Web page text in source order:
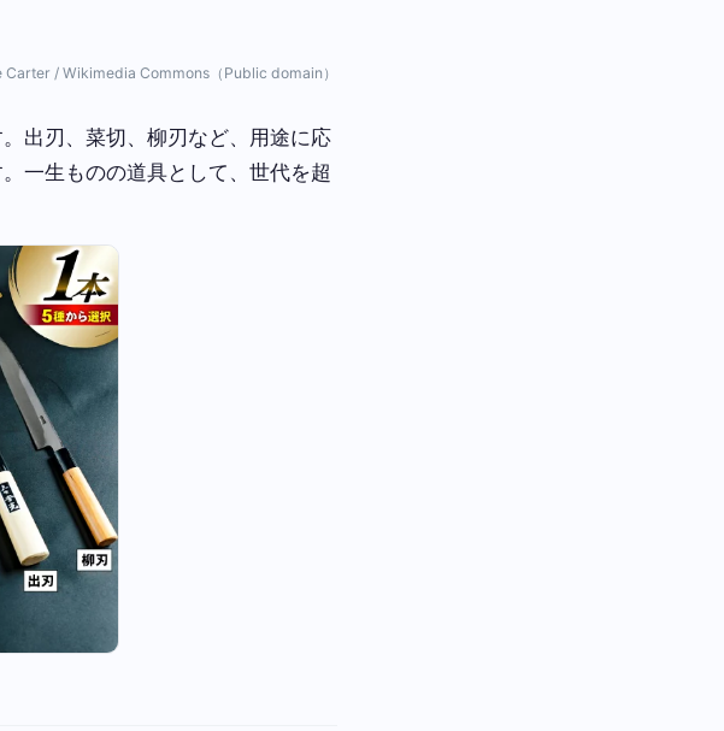
Carter / Wikimedia Commons（Public domain）
出刃、菜切、柳刃など、用途に応
一生ものの道具として、世代を超